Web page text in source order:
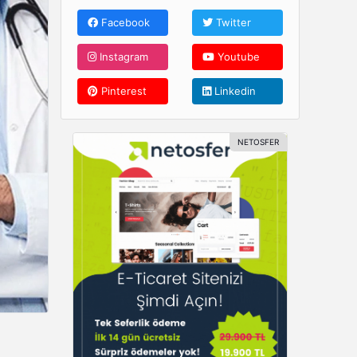
Facebook Twitter
Instagram Youtube
Pinterest Linkedin